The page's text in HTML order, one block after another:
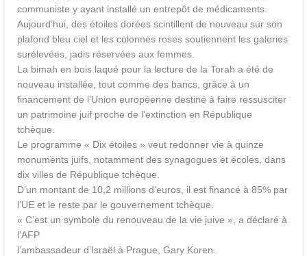
communiste y ayant installé un entrepôt de médicaments.
Aujourd’hui, des étoiles dorées scintillent de nouveau sur son
plafond bleu ciel et les colonnes roses soutiennent les galeries
surélevées, jadis réservées aux femmes.
La bimah en bois laqué pour la lecture de la Torah a été de
nouveau installée, tout comme des bancs, grâce à un
financement de l’Union européenne destiné à faire ressusciter
un patrimoine juif proche de l’extinction en République
tchèque.
Le programme « Dix étoiles » veut redonner vie à quinze
monuments juifs, notamment des synagogues et écoles, dans
dix villes de République tchèque.
D’un montant de 10,2 millions d’euros, il est financé à 85% par
l’UE et le reste par le gouvernement tchèque.
« C’est un symbole du renouveau de la vie juive », a déclaré à
l’AFP
l’ambassadeur d’Israël à Prague, Gary Koren.